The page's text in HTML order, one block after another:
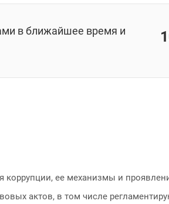
в ближайшее время и
коррупции, ее механизмы и
актов, в том числе